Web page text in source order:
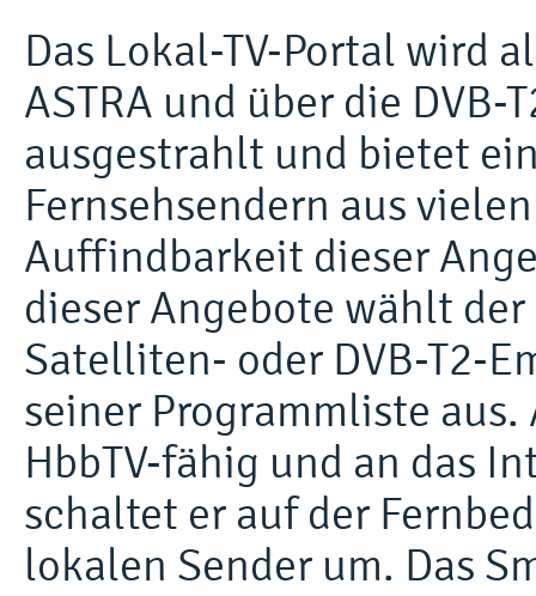
Das Lokal-TV-Portal wird
ASTRA und über die
ausgestrahlt und bietet
Fernsehsendern aus
Auffindbarkeit dieser
dieser Angebote wählt
Satelliten- oder DVB-T2-
seiner Programmliste aus.
HbbTV-fähig und an das
schaltet er auf der
lokalen Sender um. Das